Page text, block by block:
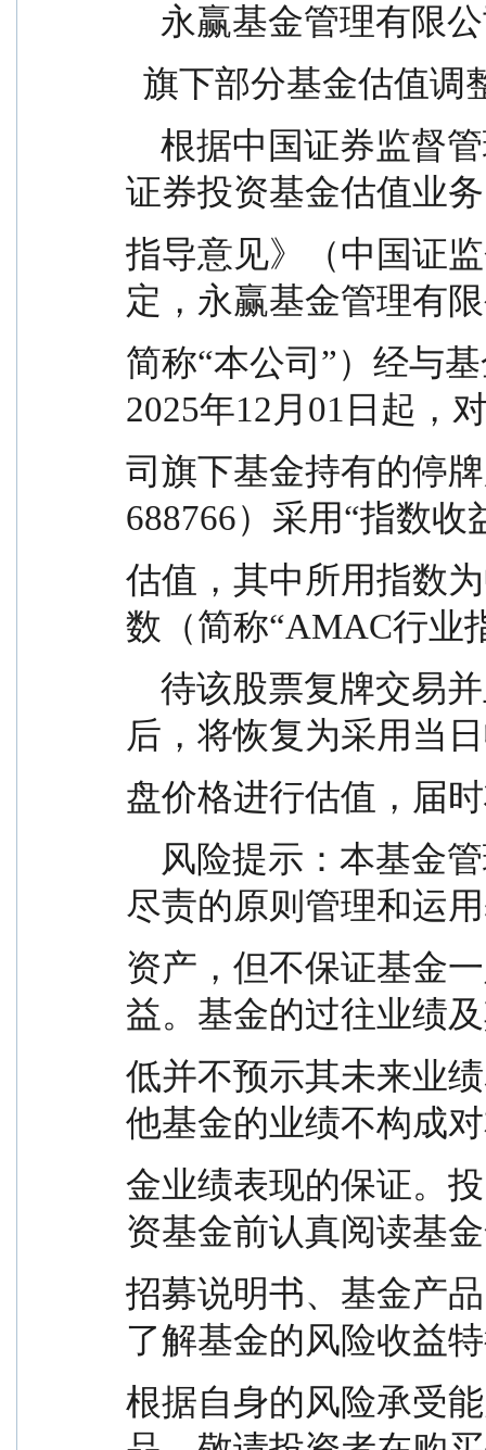
永赢基金管理有限
旗下部分基金估值
证券投资基金估值业
指导意见》（中国证
定，永赢基金管理有
简称“本公司”）经与
2025年12月01日起，
司旗下基金持有的停
688766）采用“指数收
估值，其中所用指数
数（简称“AMAC行业
后，将恢复为采用当
盘价格进行估值，届
尽责的原则管理和运
资产，但不保证基金
益。基金的过往业绩
低并不预示其未来业
他基金的业绩不构成
金业绩表现的保证。
资基金前认真阅读基
招募说明书、基金产
了解基金的风险收益
根据自身的风险承受